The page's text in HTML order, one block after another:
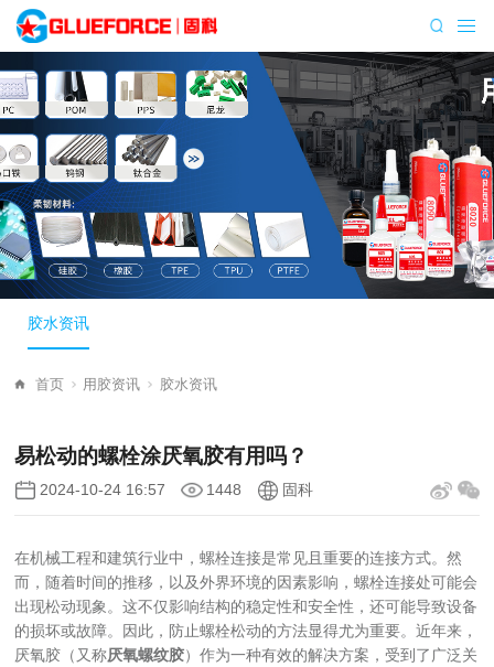
胶水资讯
首页 用胶资讯 胶水资讯
易松动的螺栓涂厌氧胶有用吗？
2024-10-24 16:57 1448 固科
在机械工程和建筑行业中，螺栓连接是常见且重要的连接方式。然
而，随着时间的推移，以及外界环境的因素影响，螺栓连接处可能会
出现松动现象。这不仅影响结构的稳定性和安全性，还可能导致设备
的损坏或故障。因此，防止螺栓松动的方法显得尤为重要。近年来，
厌氧胶（又称厌氧螺纹胶）作为一种有效的解决方案，受到了广泛关